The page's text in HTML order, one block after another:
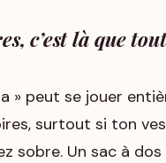
c’est là que
» peut se jouer
surtout si ton
sobre. Un sac à